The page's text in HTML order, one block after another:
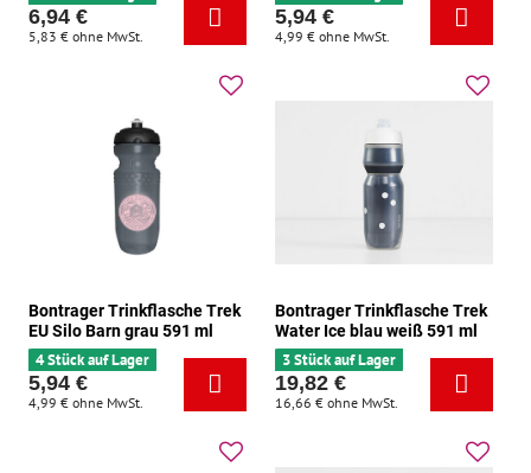
6,94 €
5,83 € ohne MwSt.
5,94 €
4,99 € ohne MwSt.
Bontrager Trinkflasche Trek
EU Silo Barn grau 591 ml
4 Stück auf Lager
5,94 €
4,99 € ohne MwSt.
Bontrager Trinkflasche Trek
Water Ice blau weiß 591 ml
3 Stück auf Lager
19,82 €
16,66 € ohne MwSt.